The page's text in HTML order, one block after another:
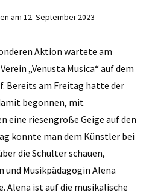
am 12. September 2023
Aktion wartete am
„Venusta Musica“ auf dem
Bereits am Freitag hatte der
begonnen, mit
eine riesengroße Geige auf den
konnte man dem Künstler bei
die Schulter schauen,
und Musikpädagogin Alena
Alena ist auf die musikalische